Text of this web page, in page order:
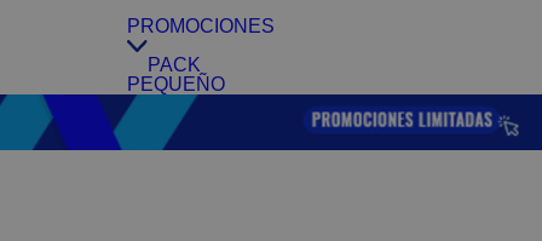
PROMOCIONES
PACK
PEQUEÑO